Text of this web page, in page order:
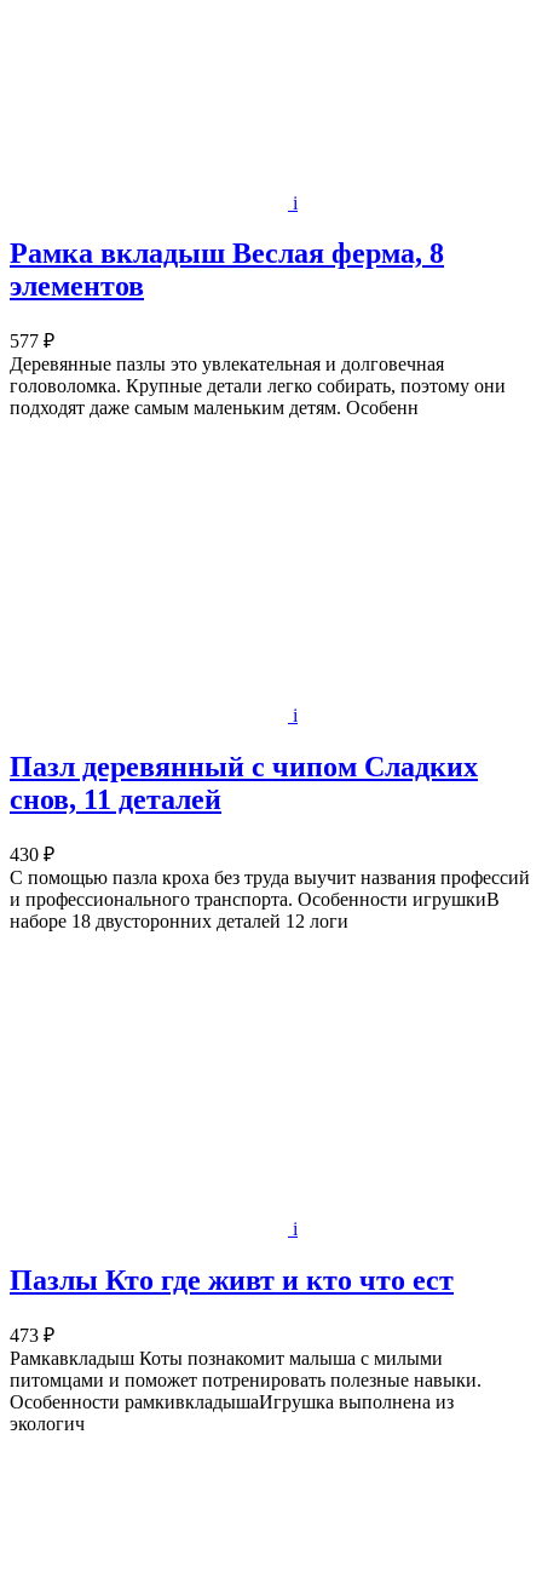
i
Рамка вкладыш Веслая ферма, 8
элементов
577 ₽
Деревянные пазлы это увлекательная и долговечная
головоломка. Крупные детали легко собирать, поэтому они
подходят даже самым маленьким детям. Особенн
i
Пазл деревянный с чипом Сладких
снов, 11 деталей
430 ₽
С помощью пазла кроха без труда выучит названия профессий
и профессионального транспорта. Особенности игрушкиВ
наборе 18 двусторонних деталей 12 логи
i
Пазлы Кто где живт и кто что ест
473 ₽
Рамкавкладыш Коты познакомит малыша с милыми
питомцами и поможет потренировать полезные навыки.
Особенности рамкивкладышаИгрушка выполнена из
экологич